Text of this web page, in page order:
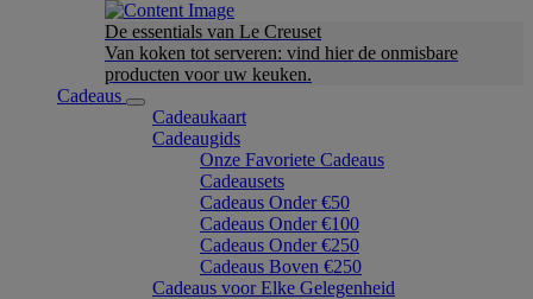
De essentials van Le Creuset
Van koken tot serveren: vind hier de onmisbare
producten voor uw keuken.
Cadeaus
Cadeaukaart
Cadeaugids
Onze Favoriete Cadeaus
Cadeausets
Cadeaus Onder €50
Cadeaus Onder €100
Cadeaus Onder €250
Cadeaus Boven €250
Cadeaus voor Elke Gelegenheid